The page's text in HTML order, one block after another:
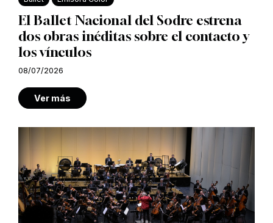
El Ballet Nacional del Sodre estrena
dos obras inéditas sobre el contacto y
los vínculos
08/07/2026
Ver más